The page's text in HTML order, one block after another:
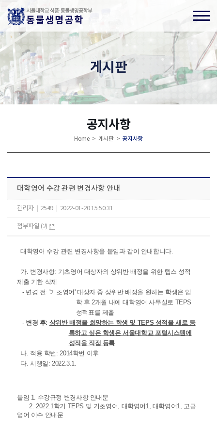
게시판
공지사항
Home > 게시판 > 공지사항
대학영어 수강 관련 변경사항 안내
관리자 2549 2022-01-20 15:50:31
첨부파일 (2)
대학영어 수강 관련 변경사항을 붙임과 같이 안내합니다.
가. 변경사항: 기초영어 대상자의 상위반 배정을 위한 텝스 성적
제출 기한 삭제
- 변경 전: '기초영어' 대상자 중 상위반 배정을 원하는 학생은 입
학 후 2개월 내에 대학영어 사무실로 TEPS
성적표를 제출
-변경 후: 상위반 배정을 희망하는 학생 및 TEPS 성적을 새로 등
록하고 싶은 학생은 서울대학교 포털시스템에
성적을 직접 등록
나. 적용 학번: 2014학번 이후
다. 시행일: 2022.3.1.
붙임 1. 수강규정 변경사항 안내문
2. 2022.1학기 TEPS 및 기초영어, 대학영어1, 대학영어1, 고급
영어 이수 안내문